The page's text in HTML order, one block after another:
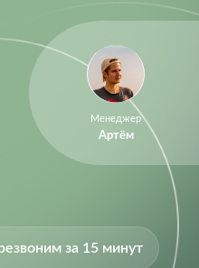
Менеджер
Артём
за 15 минут